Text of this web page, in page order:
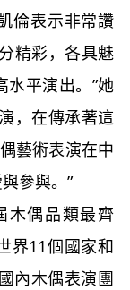
倫表示非常讚
精彩，各具魅
水平演出。”她
，在傳承著這
藝術表演在中
參與。”
偶品類最齊
界11個國家和
內木偶表演團